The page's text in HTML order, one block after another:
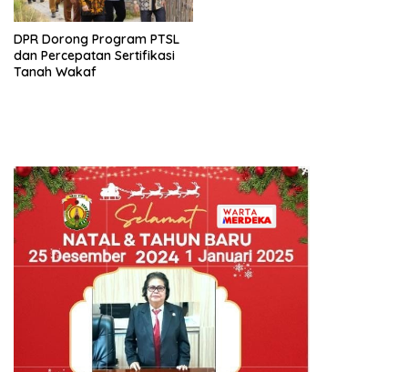
DPR Dorong Program PTSL
dan Percepatan Sertifikasi
Tanah Wakaf